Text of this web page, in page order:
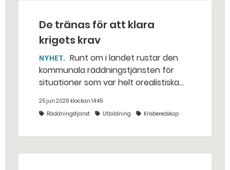
De tränas för att klara
krigets krav
NYHET
kommunala räddningstjänsten för
situationer som var helt orealistiska
bakhåll, utspridda granater och hot
från livsfarliga drönare i det
25 jun 2026 klockan 14:45
Räddningstjänst
Utbildning Krisberedskap